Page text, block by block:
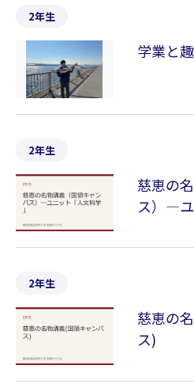
2年生
学業と
2年生
慈恵の
ス）―ユ
2年生
慈恵の
ス)